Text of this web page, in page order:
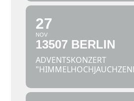
27
NOV
13507 BERLIN
ADVENTSKONZERT